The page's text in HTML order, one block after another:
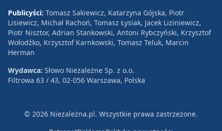
Publicyści: Tomasz Sakiewicz, Katarzyna Gójska, Piotr
Lisiewicz, Michał Rachoń, Tomasz Łysiak, Jacek Liziniewicz,
Piotr Nisztor, Adrian Stankowski, Antoni Rybczyński, Krzysztof
Wołodźko, Krzysztof Karnkowski, Tomasz Teluk, Marcin
Herman
Wydawca: Słowo Niezależne Sp. z o.o.
Filtrowa 63 / 43, 02-056 Warszawa, Polska
© 2026 Niezależna.pl. Wszystkie prawa zastrzeżone.